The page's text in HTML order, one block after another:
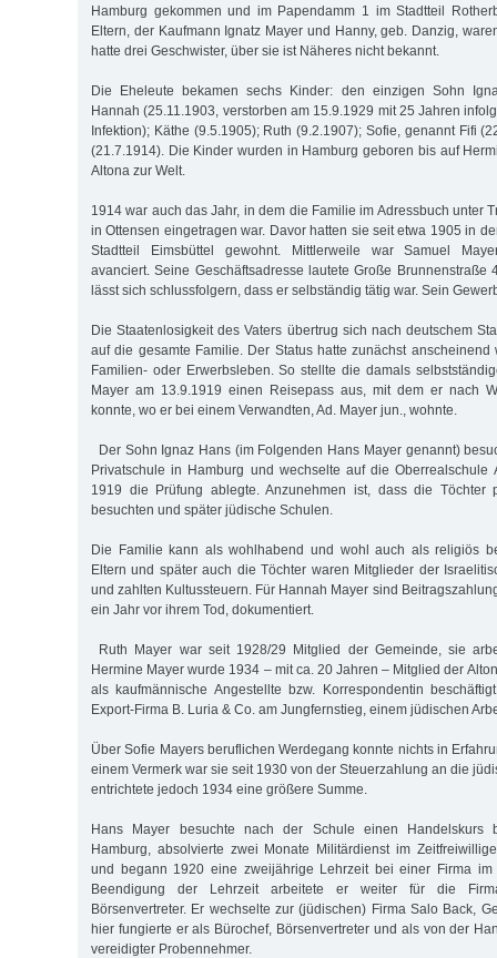
Hamburg gekommen und im Papendamm 1 im Stadtteil
Eltern, der Kaufmann Ignatz Mayer und Hanny, geb. Danzig,
hatte drei Geschwister, über sie ist Näheres nicht bekannt.
Die Eheleute bekamen sechs Kinder: den einzigen Sohn
Hannah (25.11.1903, verstorben am 15.9.1929 mit 25 Jahren
Infektion); Käthe (9.5.1905); Ruth (9.2.1907); Sofie, genannt Fifi
(21.7.1914). Die Kinder wurden in Hamburg geboren bis auf
Altona zur Welt.
1914 war auch das Jahr, in dem die Familie im Adressbuch unter
in Ottensen eingetragen war. Davor hatten sie seit etwa 1905 in
Stadtteil Eimsbüttel gewohnt. Mittlerweile war Samuel
avanciert. Seine Geschäftsadresse lautete Große Brunnenstraße
lässt sich schlussfolgern, dass er selbständig tätig war. Sein
Die Staatenlosigkeit des Vaters übertrug sich nach deutschem
auf die gesamte Familie. Der Status hatte zunächst
Familien- oder Erwerbsleben. So stellte die damals
Mayer am 13.9.1919 einen Reisepass aus, mit dem er nach
konnte, wo er bei einem Verwandten, Ad. Mayer jun., wohnte.
Der Sohn Ignaz Hans (im Folgenden Hans Mayer genannt)
Privatschule in Hamburg und wechselte auf die Oberrealschule
1919 die Prüfung ablegte. Anzunehmen ist, dass die Töchter
besuchten und später jüdische Schulen.
Die Familie kann als wohlhabend und wohl auch als religiös
Eltern und später auch die Töchter waren Mitglieder der
und zahlten Kultussteuern. Für Hannah Mayer sind
ein Jahr vor ihrem Tod, dokumentiert.
Ruth Mayer war seit 1928/29 Mitglied der Gemeinde, sie
Hermine Mayer wurde 1934 – mit ca. 20 Jahren – Mitglied der
als kaufmännische Angestellte bzw. Korrespondentin
Export-Firma B. Luria & Co. am Jungfernstieg, einem jüdischen
Über Sofie Mayers beruflichen Werdegang konnte nichts in
einem Vermerk war sie seit 1930 von der Steuerzahlung an die
entrichtete jedoch 1934 eine größere Summe.
Hans Mayer besuchte nach der Schule einen Handelskurs
Hamburg, absolvierte zwei Monate Militärdienst im
und begann 1920 eine zweijährige Lehrzeit bei einer Firma im
Beendigung der Lehrzeit arbeitete er weiter für die
Börsenvertreter. Er wechselte zur (jüdischen) Firma Salo Back,
hier fungierte er als Bürochef, Börsenvertreter und als von der
vereidigter Probennehmer.